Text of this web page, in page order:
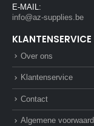
E-MAIL:
info@az-supplies.be
KLANTENSERVICE
Over ons
Klantenservice
Contact
Algemene